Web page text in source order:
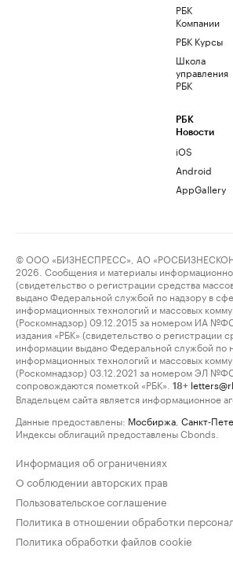
РБК
Компании
РБК Курсы
Школа
управления
РБК
РБК
Новости
iOS
Android
AppGallery
© ООО «БИЗНЕСПРЕСС», АО
2026. Сообщения и материалы
(свидетельство о регистрации средства
выдано Федеральной службой по надзору в
информационных технологий и массовых
(Роскомнадзор) 09.12.2015 за номером ИА
издания «РБК» (свидетельство о регистрации
информации выдано Федеральной службой по
информационных технологий и массовых
(Роскомнадзор) 03.12.2021 за номером ЭЛ
сопровождаются пометкой «РБК».
18+
Владельцем сайта является информационное
Данные предоставлены: Мосбиржа Санкт-
Индексы облигаций предоставлены Cbonds.
Информация об ограничениях
О соблюдении авторских прав
Пользовательское соглашение
Политика в отношении обработки
Политика обработки файлов cookie